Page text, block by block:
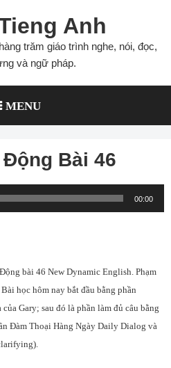
Anh
trăm giáo trình nghe, nói, đọc,
và ngữ pháp.
MENU
Bài 46
00:00
bài 46 New Dynamic English. Phạm
học hôm nay bắt đầu bằng phần
Gary; sau đó là phần làm đủ câu bằng
Đàm Thoại Hàng Ngày Daily Dialog và